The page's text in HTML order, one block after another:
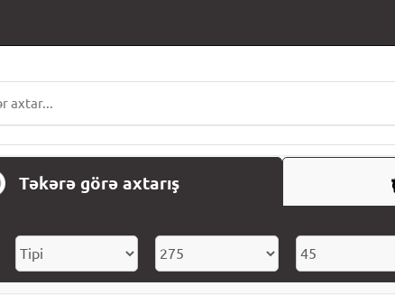
Təkərə görə axtarış